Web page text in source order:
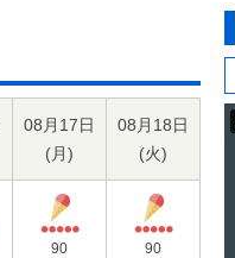
08月17日
(月)
08月18日
(火)
90 90